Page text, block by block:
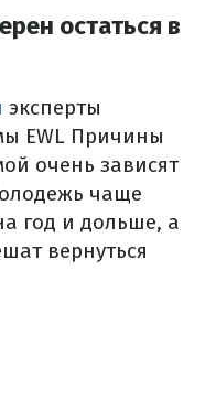
остаться в
эксперты
EWL Причины
очень зависят
чаще
год и дольше, а
вернуться